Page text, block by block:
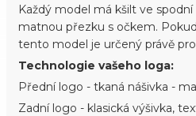
Každý model má kšilt ve
matnou přezku s očkem.
tento model je určený právě
Technologie vašeho loga:
Přední logo - tkaná nášivka -
Zadní logo - klasická výšivka,